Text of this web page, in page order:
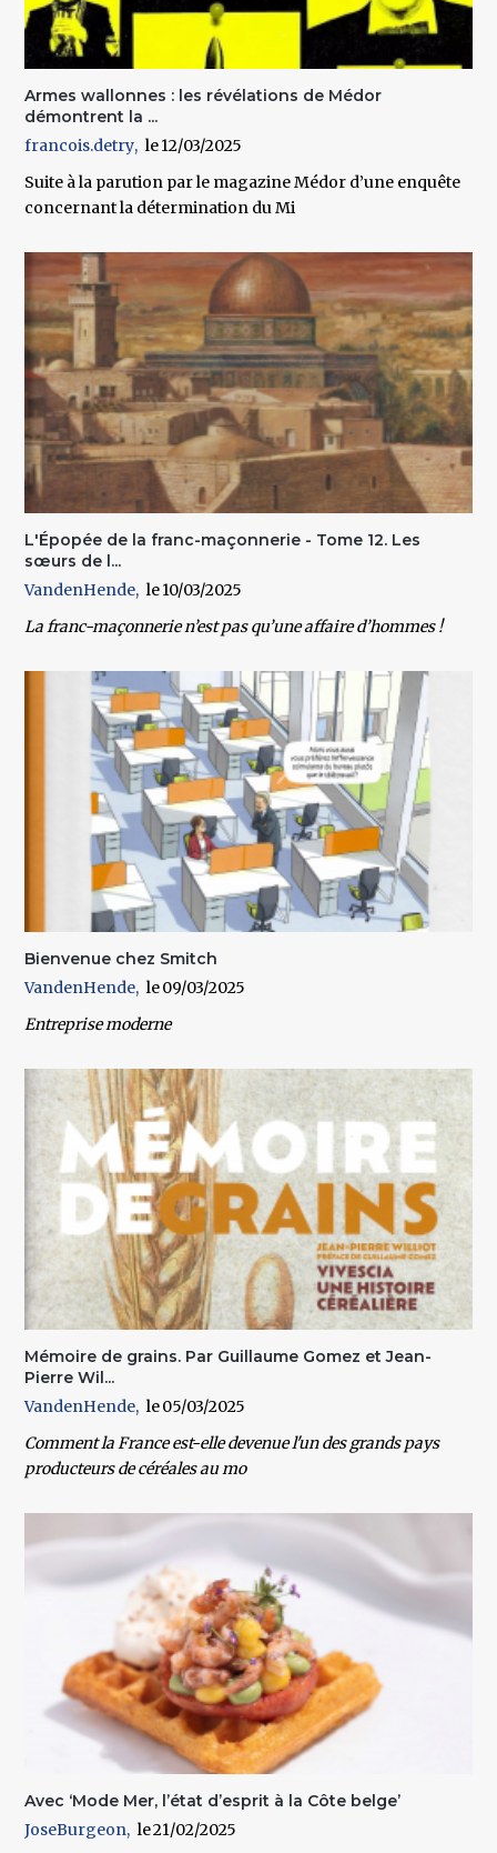
Armes wallonnes : les révélations de Médor
démontrent la ...
francois.detry
12/03/2025
Suite à la parution par le magazine Médor d’une enquête
concernant la détermination du Mi
L'Épopée de la franc-maçonnerie - Tome 12. Les
sœurs de l...
VandenHende
10/03/2025
La franc-maçonnerie n’est pas qu’une affaire d’hommes !
Bienvenue chez Smitch
VandenHende
09/03/2025
Entreprise moderne
Mémoire de grains. Par Guillaume Gomez et Jean-
Pierre Wil...
VandenHende
05/03/2025
Comment la France est-elle devenue l'un des grands pays
producteurs de céréales au mo
Avec ‘Mode Mer, l’état d’esprit à la Côte belge’
JoseBurgeon
21/02/2025